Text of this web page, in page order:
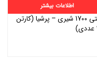
اطلاعات بیشتر
ماستی 1700 شیری – پرشیا (کارتن